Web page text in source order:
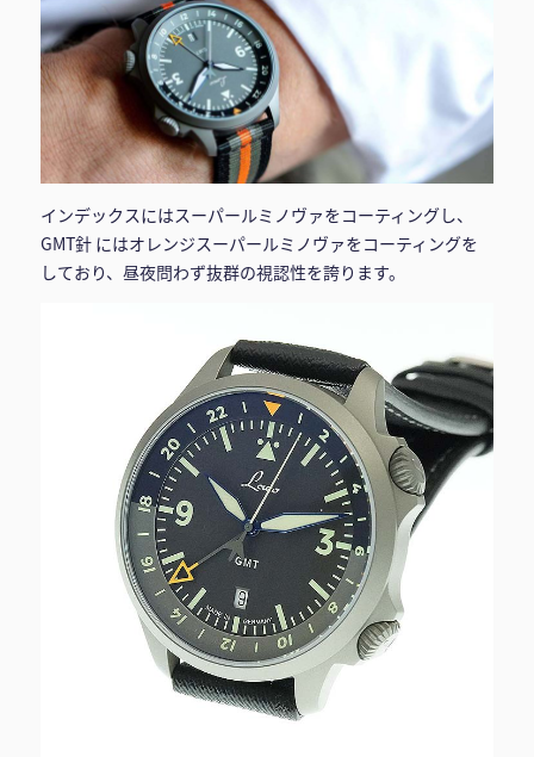
インデックスにはスーパールミノヴァをコーティングし、
GMT針 にはオレンジスーパールミノヴァをコーティングを
しており、昼夜問わず抜群の視認性を誇ります。